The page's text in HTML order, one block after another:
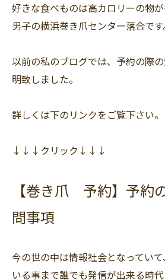
好きな食べものは高カロリーの物
男子の横浜巻き爪センター落合です
以前の私のブログでは、予約の際
明致しました。
詳しくは下のリンクをご覧下さい。
↓↓↓クリック↓↓↓
【巻き爪 予約】予約
問事項
今の世の中は情報社会となってい
いる事まで誰でも発信が出来る時代